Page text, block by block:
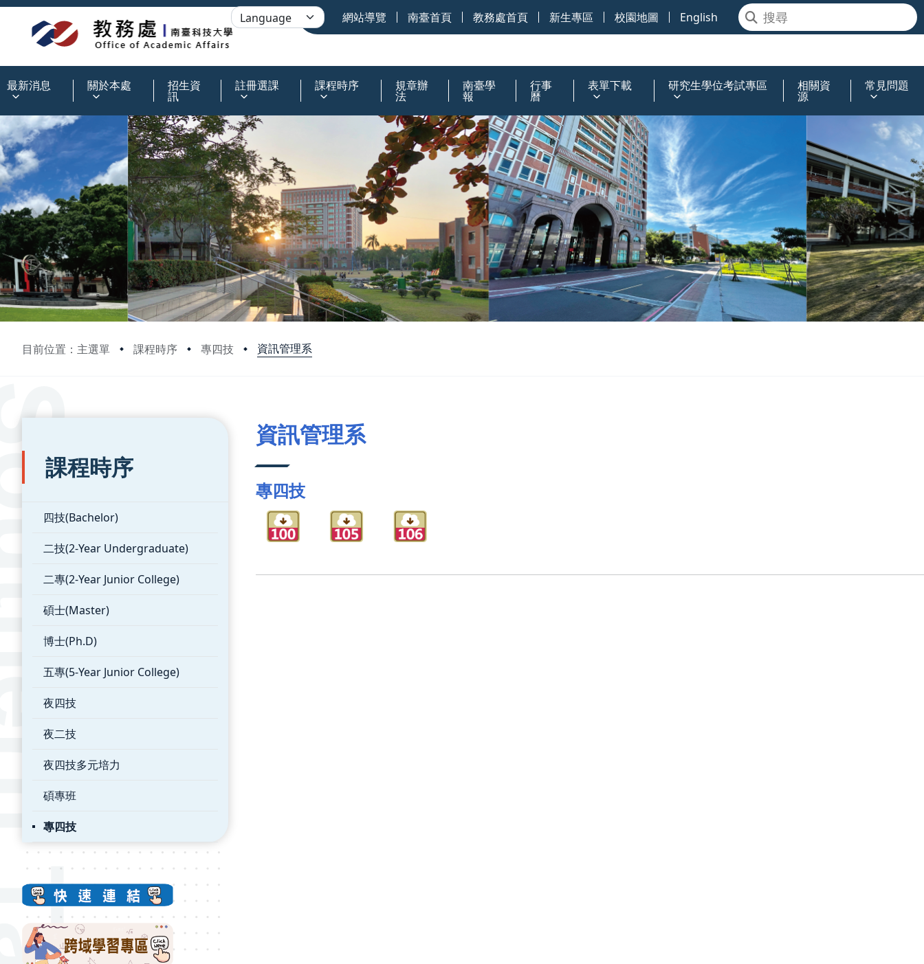
網站導覽 南臺首頁 教務處首頁 新生專區 校園地圖 English
最新消息 關於本處 招生資
訊
註冊選課 課程時序 規章辦
法
南臺學
報
行事
曆
表單下載 研究生學位考試專區 相關資
源
常見問題
目前位置：主選單 課程時序 專四技 資訊管理系
:::
課程時序
四技(Bachelor)
二技(2-Year Undergraduate)
二專(2-Year Junior College)
碩士(Master)
博士(Ph.D)
五專(5-Year Junior College)
夜四技
夜二技
夜四技多元培力
碩專班
專四技
資訊管理系
專四技